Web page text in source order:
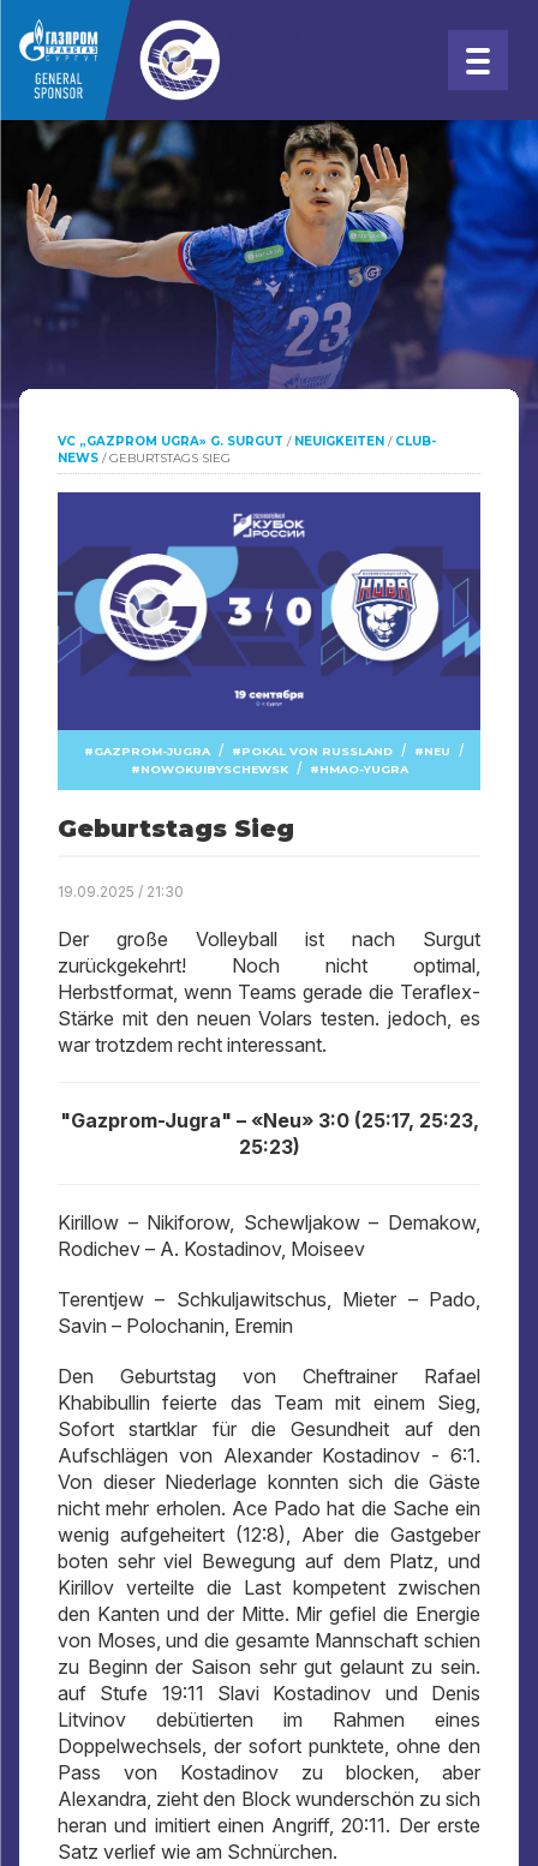
VC „GAZPROM UGRA» G. SURGUT / NEUIGKEITEN / CLUB-
NEWS /GEBURTSTAGS SIEG
GAZPROM-JUGRA / POKAL VON RUSSLAND / NEU /
NOWOKUIBYSCHEWSK / HMAO-YUGRA
Geburtstags Sieg
19.09.2025 / 21:30
Der große Volleyball ist nach Surgut
zurückgekehrt! Noch nicht optimal,
Herbstformat, wenn Teams gerade die Teraflex-
Stärke mit den neuen Volars testen. jedoch, es
war trotzdem recht interessant.
"Gazprom-Jugra" – «Neu» 3:0 (25:17, 25:23,
25:23)
Kirillow – Nikiforow, Schewljakow – Demakow,
Rodichev – A. Kostadinov, Moiseev
Terentjew – Schkuljawitschus, Mieter – Pado,
Savin – Polochanin, Eremin
Den Geburtstag von Cheftrainer Rafael
Khabibullin feierte das Team mit einem Sieg,
Sofort startklar für die Gesundheit auf den
Aufschlägen von Alexander Kostadinov - 6:1.
Von dieser Niederlage konnten sich die Gäste
nicht mehr erholen. Ace Pado hat die Sache ein
wenig aufgeheitert (12:8), Aber die Gastgeber
boten sehr viel Bewegung auf dem Platz, und
Kirillov verteilte die Last kompetent zwischen
den Kanten und der Mitte. Mir gefiel die Energie
von Moses, und die gesamte Mannschaft schien
zu Beginn der Saison sehr gut gelaunt zu sein.
auf Stufe 19:11 Slavi Kostadinov und Denis
Litvinov debütierten im Rahmen eines
Doppelwechsels, der sofort punktete, ohne den
Pass von Kostadinov zu blocken, aber
Alexandra, zieht den Block wunderschön zu sich
heran und imitiert einen Angriff, 20:11. Der erste
Satz verlief wie am Schnürchen.